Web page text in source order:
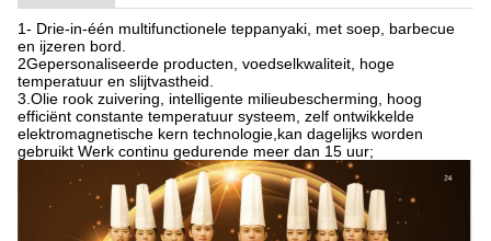
1- Drie-in-één multifunctionele teppanyaki, met soep, barbecue
en ijzeren bord.
2Gepersonaliseerde producten, voedselkwaliteit, hoge
temperatuur en slijtvastheid.
3.Olie rook zuivering, intelligente milieubescherming, hoog
efficiënt constante temperatuur systeem, zelf ontwikkelde
elektromagnetische kern technologie,kan dagelijks worden
gebruikt Werk continu gedurende meer dan 15 uur;